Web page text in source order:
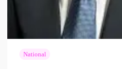
National